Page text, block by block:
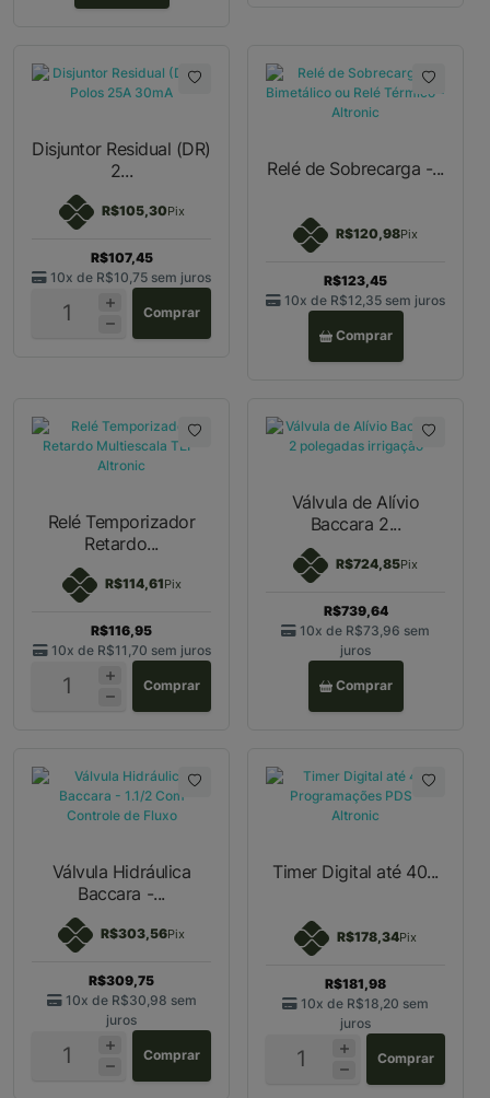
Disjuntor Residual (DR)
2...
R$105,30Pix
R$107,45
10x de R$10,75 sem juros
Comprar
Relé de Sobrecarga -...
R$120,98Pix
R$123,45
10x de R$12,35 sem juros
Comprar
Relé Temporizador
Retardo...
R$114,61Pix
R$116,95
10x de R$11,70 sem juros
Comprar
Válvula de Alívio
Baccara 2...
R$724,85Pix
R$739,64
10x de R$73,96 sem
juros
Comprar
Válvula Hidráulica
Baccara -...
R$303,56Pix
R$309,75
10x de R$30,98 sem
juros
Comprar
Timer Digital até 40...
R$178,34Pix
R$181,98
10x de R$18,20 sem
juros
Comprar